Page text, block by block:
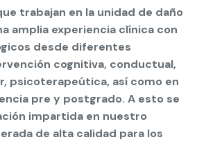
trabajan en la unidad de daño
amplia experiencia clínica con
desde diferentes
cognitiva, conductual,
psicoterapeútica, así como en
pre y postgrado. A esto se
impartida en nuestro
de alta calidad para los